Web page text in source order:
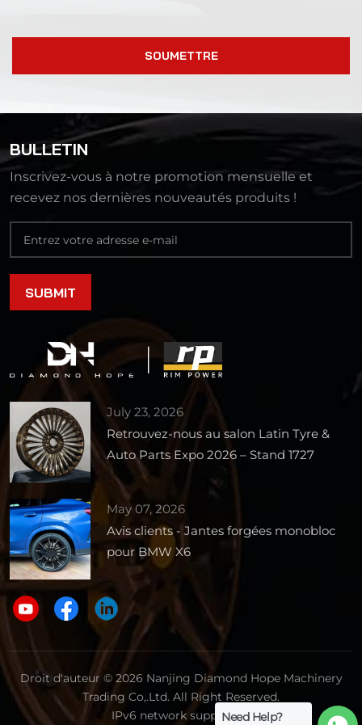
SOUMETTRE
BULLETIN
Inscrivez-vous à notre promotion mensuelle et
recevez nos dernières nouveautés produits !
July 23, 2026
Retrouvez-nous au salon Latin Tyre &
Auto Parts Expo 2026 – Stand 1727
May 07, 2026
Avis clients - Jantes forgées monobloc
pour BMW X6
Droit d'auteur © 2026 Nanjing Diamond Hope Machinery
Trading Co,.Ltd. All Right Reserved.
IPv6 network supported.Need Help?